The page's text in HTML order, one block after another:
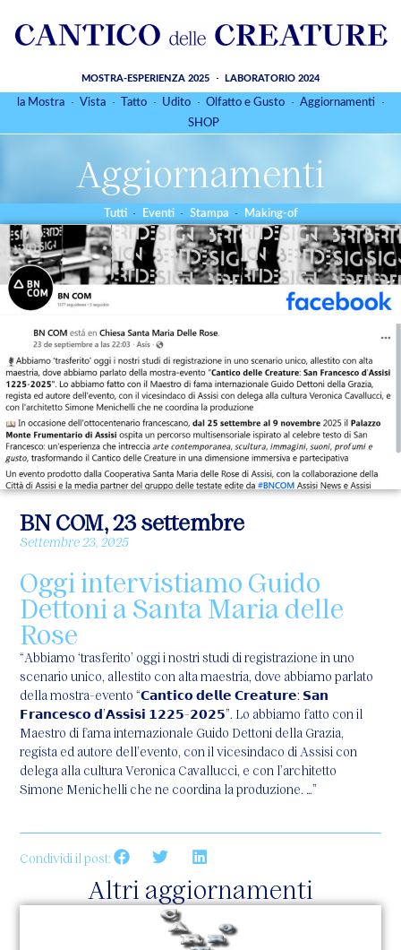
MOSTRA-ESPERIENZA 2025 LABORATORIO 2024
la Mostra Vista Tatto Udito Olfatto e Gusto
Aggiornamenti
SHOP
Aggiornamenti
Tutti Eventi Stampa Making-of
BN COM, 23 settembre
Settembre 23, 2025
Oggi intervistiamo Guido
Dettoni a Santa Maria delle
Rose
“Abbiamo ‘trasferito’ oggi i nostri studi di registrazione in uno
scenario unico, allestito con alta maestria, dove abbiamo parlato
della mostra-evento “𝗖𝗮𝗻𝘁𝗶𝗰𝗼 𝗱𝗲𝗹𝗹𝗲 𝗖𝗿𝗲𝗮𝘁𝘂𝗿𝗲: 𝗦𝗮𝗻
𝗙𝗿𝗮𝗻𝗰𝗲𝘀𝗰𝗼 𝗱’𝗔𝘀𝘀𝗶𝘀𝗶 𝟭𝟮𝟮𝟱-𝟮𝟬𝟮𝟱”. Lo abbiamo fatto con il
Maestro di fama internazionale Guido Dettoni della Grazia,
regista ed autore dell’evento, con il vicesindaco di Assisi con
delega alla cultura Veronica Cavallucci, e con l’architetto
Simone Menichelli che ne coordina la produzione. …”
Condividi il post:
Altri aggiornamenti